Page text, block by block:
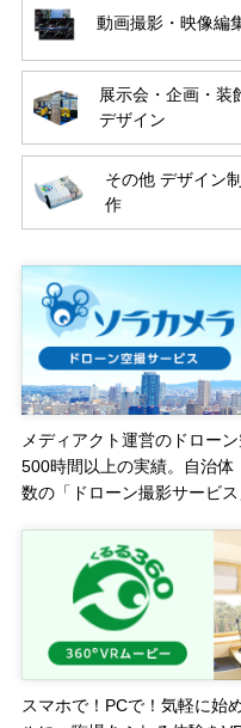
動画撮影・映像編
展示会・企画・装
デザイン
その他 デザイン制
作
メディアクト運営のドロー
500時間以上の実績。自治体
数の「ドローン撮影サービス
スマホで！PCで！気軽に始